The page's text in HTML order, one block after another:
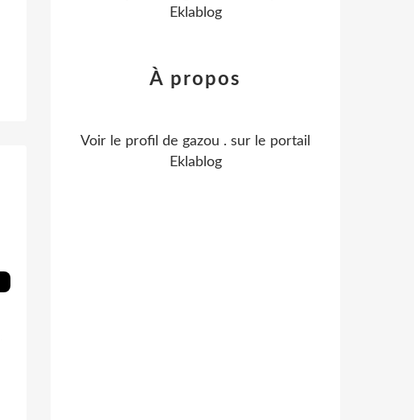
Eklablog
À propos
Voir le profil de gazou . sur le portail
Eklablog